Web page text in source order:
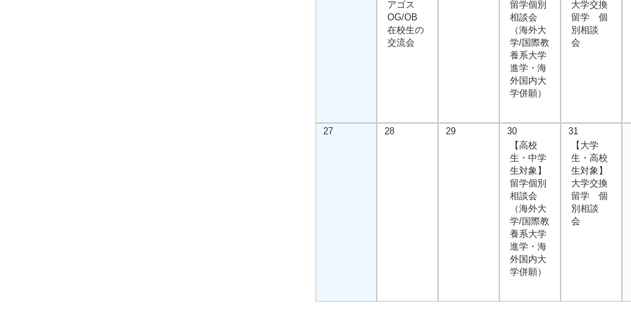
アゴス
OG/OB
在校生の
交流会
留学個別
相談会
（海外大
学/国際教
養系大学
進学・海
外国内大
学併願）
大学交換
留学 個
別相談
会
27 28 29
30
【高校
生・中学
生対象】
留学個別
相談会
（海外大
学/国際教
養系大学
進学・海
外国内大
学併願）
31
【大学
生・高校
生対象】
大学交換
留学 個
別相談
会